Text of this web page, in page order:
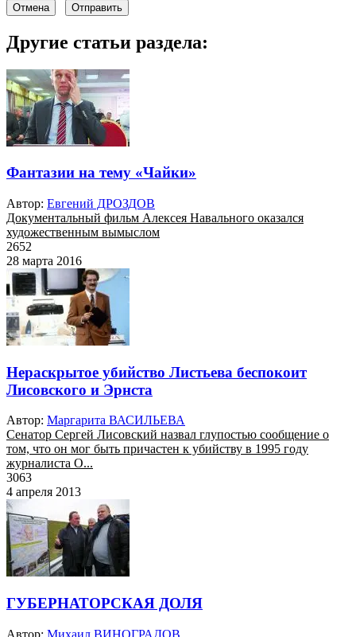
Отмена Отправить
Другие статьи раздела:
Фантазии на тему «Чайки»
Автор: Евгений ДРОЗДОВ
Документальный фильм Алексея Навального оказался
художественным вымыслом
2652
28 марта 2016
Нераскрытое убийство Листьева беспокоит
Лисовского и Эрнста
Автор: Маргарита ВАСИЛЬЕВА
Сенатор Сергей Лисовский назвал глупостью сообщение о
том, что он мог быть причастен к убийству в 1995 году
журналиста О...
3063
4 апреля 2013
ГУБЕРНАТОРСКАЯ ДОЛЯ
Автор: Михаил ВИНОГРАДОВ